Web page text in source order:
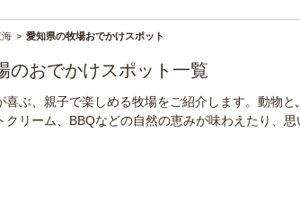
海 愛知県の牧場おでかけスポット
のおでかけスポット一覧
喜ぶ、親子で楽しめる牧場をご紹介します。動物と
クリーム、BBQなどの自然の恵みが味わえたり、